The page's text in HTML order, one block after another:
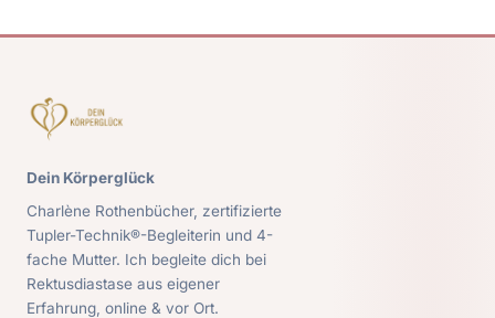
Dein Körperglück
Charlène Rothenbücher, zertifizierte
Tupler-Technik®-Begleiterin und 4-
fache Mutter. Ich begleite dich bei
Rektusdiastase aus eigener
Erfahrung, online & vor Ort.